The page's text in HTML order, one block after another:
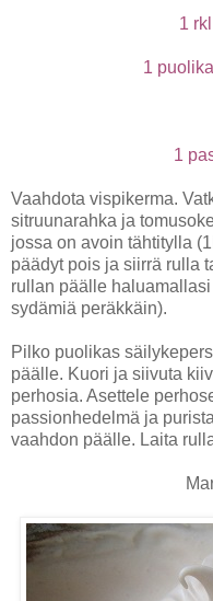
1
1
1
Vaahdota vispikerma.
sitruunarahka ja
jossa on avoin tähtitylla
päädyt pois ja siirrä rulla
rullan päälle
sydämiä peräkkäin).
Pilko puolikas
päälle. Kuori ja siivuta
perhosia. Asettele
passionhedelmä ja
vaahdon päälle. Laita